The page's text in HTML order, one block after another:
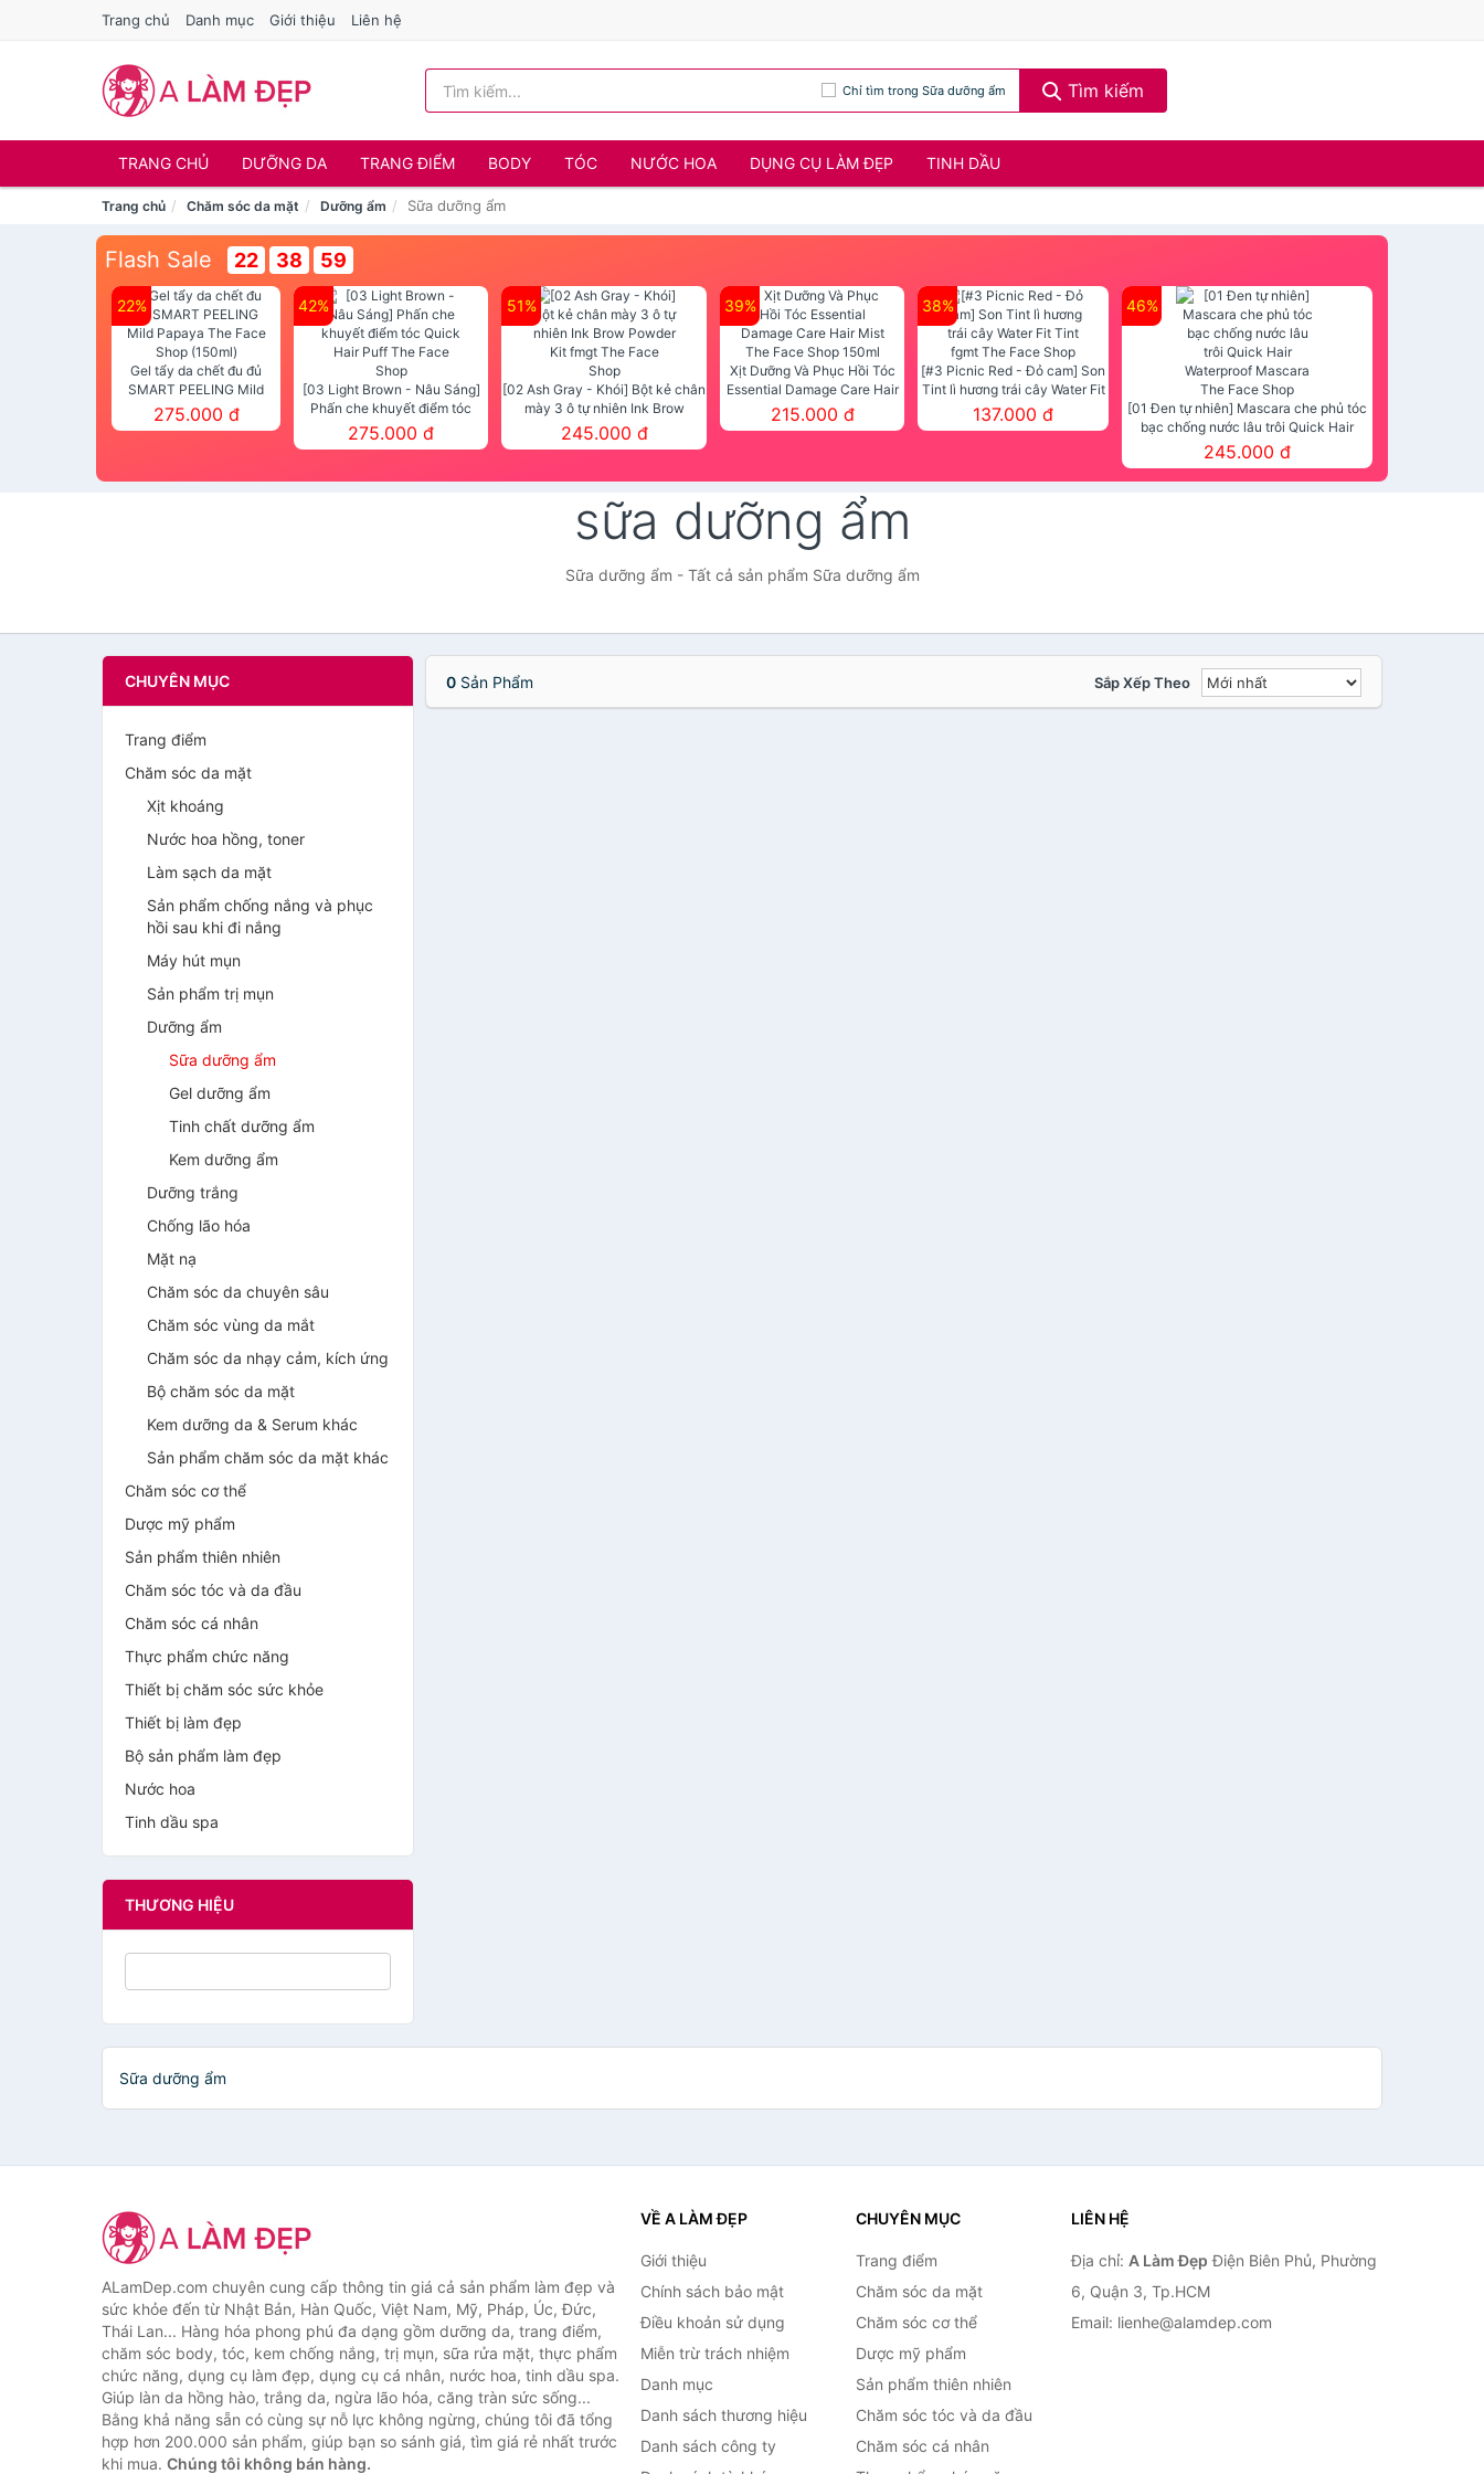
Trang chủ Danh mục Giới thiệu Liên hệ
Chỉ tìm trong Sữa dưỡng ẩm Tìm kiếm
TRANG CHỦ DƯỠNG DA TRANG ĐIỂM BODY TÓC NƯỚC HOA DỤNG CỤ LÀM ĐẸP TINH DẦU
Trang chủ Chăm sóc da mặt Dưỡng ẩm Sữa dưỡng ẩm
Flash Sale 22 38 59
22%
Gel tẩy da chết đu đủ
SMART PEELING Mild
Papaya The Face Shop
(150ml)
275.000 đ
42%
[03 Light Brown - Nâu Sáng]
Phấn che khuyết điểm tóc
Quick Hair Puff The Face Shop
275.000 đ
51%
[02 Ash Gray - Khói] Bột kẻ chân
mày 3 ô tự nhiên Ink Brow
Powder Kit fmgt The Face Shop
245.000 đ
39%
Xịt Dưỡng Và Phục Hồi Tóc
Essential Damage Care Hair
Mist The Face Shop 150ml
215.000 đ
38%
[#3 Picnic Red - Đỏ cam] Son
Tint lì hương trái cây Water Fit
Tint fgmt The Face Shop
137.000 đ
46%
[01 Đen tự nhiên] Mascara che phủ tóc
bạc chống nước lâu trôi Quick Hair
Waterproof Mascara The Face Shop
245.000 đ
sữa dưỡng ẩm
Sữa dưỡng ẩm - Tất cả sản phẩm Sữa dưỡng ẩm
CHUYÊN MỤC
Trang điểm
Chăm sóc da mặt
Xịt khoáng
Nước hoa hồng, toner
Làm sạch da mặt
Sản phẩm chống nắng và phục
hồi sau khi đi nắng
Máy hút mụn
Sản phẩm trị mụn
Dưỡng ẩm
Sữa dưỡng ẩm
Gel dưỡng ẩm
Tinh chất dưỡng ẩm
Kem dưỡng ẩm
Dưỡng trắng
Chống lão hóa
Mặt nạ
Chăm sóc da chuyên sâu
Chăm sóc vùng da mắt
Chăm sóc da nhạy cảm, kích ứng
Bộ chăm sóc da mặt
Kem dưỡng da & Serum khác
Sản phẩm chăm sóc da mặt khác
Chăm sóc cơ thể
Dược mỹ phẩm
Sản phẩm thiên nhiên
Chăm sóc tóc và da đầu
Chăm sóc cá nhân
Thực phẩm chức năng
Thiết bị chăm sóc sức khỏe
Thiết bị làm đẹp
Bộ sản phẩm làm đẹp
Nước hoa
Tinh dầu spa
THƯƠNG HIỆU
0Sản Phẩm Sắp Xếp Theo
Sữa dưỡng ẩm
ALamDep.com chuyên cung cấp thông tin giá cả sản phẩm làm đẹp và
sức khỏe đến từ Nhật Bản, Hàn Quốc, Việt Nam, Mỹ, Pháp, Úc, Đức,
Thái Lan... Hàng hóa phong phú đa dạng gồm dưỡng da, trang điểm,
chăm sóc body, tóc, kem chống nắng, trị mụn, sữa rửa mặt, thực phẩm
chức năng, dụng cụ làm đẹp, dụng cụ cá nhân, nước hoa, tinh dầu spa.
Giúp làn da hồng hào, trắng da, ngừa lão hóa, căng tràn sức sống...
Bằng khả năng sẵn có cùng sự nỗ lực không ngừng, chúng tôi đã tổng
hợp hơn 200.000 sản phẩm, giúp bạn so sánh giá, tìm giá rẻ nhất trước
khi mua. Chúng tôi không bán hàng.
VỀ A LÀM ĐẸP
Giới thiệu
Chính sách bảo mật
Điều khoản sử dụng
Miễn trừ trách nhiệm
Danh mục
Danh sách thương hiệu
Danh sách công ty
CHUYÊN MỤC
Trang điểm
Chăm sóc da mặt
Chăm sóc cơ thể
Dược mỹ phẩm
Sản phẩm thiên nhiên
Chăm sóc tóc và da đầu
Chăm sóc cá nhân
LIÊN HỆ
Địa chỉ: A Làm Đẹp Điện Biên Phủ, Phường
6, Quận 3, Tp.HCM
Email: lienhe@alamdep.com